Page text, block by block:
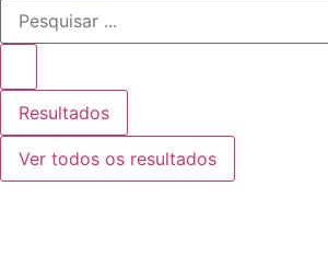
Resultados
Ver todos os resultados